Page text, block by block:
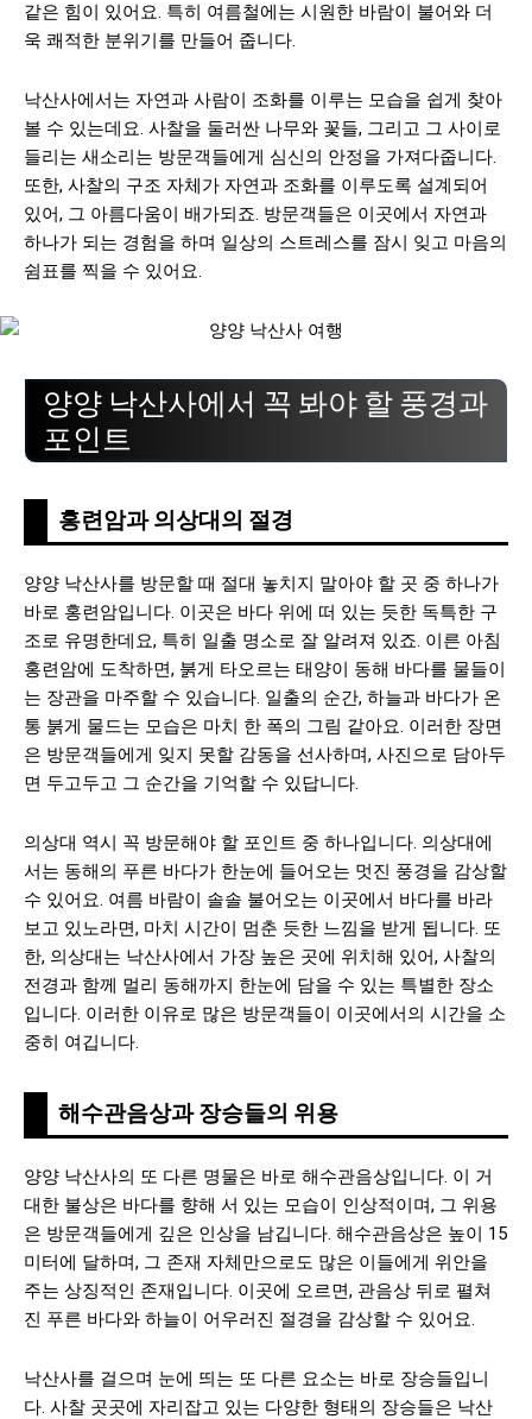
같은 힘이 있어요. 특히 여름철에는 시원한 바람이 불어와 더
욱 쾌적한 분위기를 만들어 줍니다.
낙산사에서는 자연과 사람이 조화를 이루는 모습을 쉽게 찾아
볼 수 있는데요. 사찰을 둘러싼 나무와 꽃들, 그리고 그 사이로
들리는 새소리는 방문객들에게 심신의 안정을 가져다줍니다.
또한, 사찰의 구조 자체가 자연과 조화를 이루도록 설계되어
있어, 그 아름다움이 배가되죠. 방문객들은 이곳에서 자연과
하나가 되는 경험을 하며 일상의 스트레스를 잠시 잊고 마음의
쉼표를 찍을 수 있어요.
양양 낙산사에서 꼭 봐야 할 풍경과
포인트
홍련암과 의상대의 절경
양양 낙산사를 방문할 때 절대 놓치지 말아야 할 곳 중 하나가
바로 홍련암입니다. 이곳은 바다 위에 떠 있는 듯한 독특한 구
조로 유명한데요, 특히 일출 명소로 잘 알려져 있죠. 이른 아침
홍련암에 도착하면, 붉게 타오르는 태양이 동해 바다를 물들이
는 장관을 마주할 수 있습니다. 일출의 순간, 하늘과 바다가 온
통 붉게 물드는 모습은 마치 한 폭의 그림 같아요. 이러한 장면
은 방문객들에게 잊지 못할 감동을 선사하며, 사진으로 담아두
면 두고두고 그 순간을 기억할 수 있답니다.
의상대 역시 꼭 방문해야 할 포인트 중 하나입니다. 의상대에
서는 동해의 푸른 바다가 한눈에 들어오는 멋진 풍경을 감상할
수 있어요. 여름 바람이 솔솔 불어오는 이곳에서 바다를 바라
보고 있노라면, 마치 시간이 멈춘 듯한 느낌을 받게 됩니다. 또
한, 의상대는 낙산사에서 가장 높은 곳에 위치해 있어, 사찰의
전경과 함께 멀리 동해까지 한눈에 담을 수 있는 특별한 장소
입니다. 이러한 이유로 많은 방문객들이 이곳에서의 시간을 소
중히 여깁니다.
해수관음상과 장승들의 위용
양양 낙산사의 또 다른 명물은 바로 해수관음상입니다. 이 거
대한 불상은 바다를 향해 서 있는 모습이 인상적이며, 그 위용
은 방문객들에게 깊은 인상을 남깁니다. 해수관음상은 높이 15
미터에 달하며, 그 존재 자체만으로도 많은 이들에게 위안을
주는 상징적인 존재입니다. 이곳에 오르면, 관음상 뒤로 펼쳐
진 푸른 바다와 하늘이 어우러진 절경을 감상할 수 있어요.
낙산사를 걸으며 눈에 띄는 또 다른 요소는 바로 장승들입니
다. 사찰 곳곳에 자리잡고 있는 다양한 형태의 장승들은 낙산